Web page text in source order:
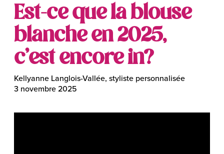
Chaussures
Soldes
Prêt à reporter
Est-ce que la blouse
blanche en 2025,
c’est encore in?
Kellyanne Langlois-Vallée, styliste personnalisée
3 novembre 2025